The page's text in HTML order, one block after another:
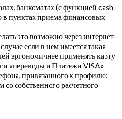
банкоматах (с функцией cash-
в пунктах приема финансовых
это возможно через интернет-
если в нем имеется такая
эргономичнее применять карту
«переводы и Платежи VISA»;
привязанного к профилю;
со собственного расчетного